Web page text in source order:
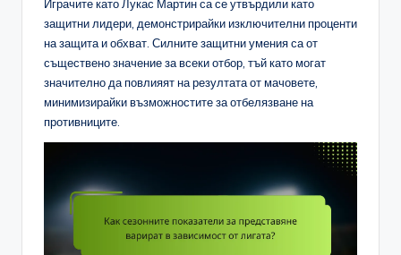
Играчите като Лукас Мартин са се утвърдили като
защитни лидери, демонстрирайки изключителни проценти
на защита и обхват. Силните защитни умения са от
съществено значение за всеки отбор, тъй като могат
значително да повлияят на резултата от мачовете,
минимизирайки възможностите за отбелязване на
противниците.